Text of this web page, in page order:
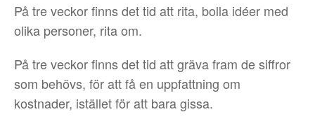
På tre veckor finns det tid att rita, bolla idéer med
olika personer, rita om.
På tre veckor finns det tid att gräva fram de siffror
som behövs, för att få en uppfattning om
kostnader, istället för att bara gissa.